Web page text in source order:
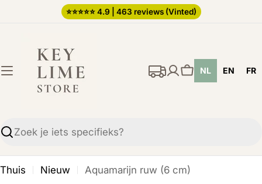
inhoud
⭐️⭐️⭐️⭐️⭐️ 4.9 | 463 reviews (Vinted)
Zoekopdracht
Winkelwagen
NL EN FR
Thuis Nieuw Aquamarijn ruw (6 cm)